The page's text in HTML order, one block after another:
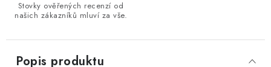
Stovky ověřených recenzí od
našich zákazníků mluví za vše.
Popis produktu